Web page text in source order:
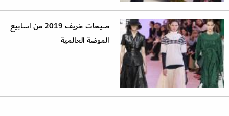
صيحات خريف 2019 من اسابيع
الموضة العالمية